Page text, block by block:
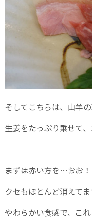
そしてこちらは、山羊の
生姜をたっぷり乗せて
まずは赤い方を…おお！
クセもほとんど消えてま
やわらかい食感で、こ